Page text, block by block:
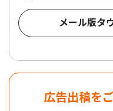
メール版タ
広告出稿を